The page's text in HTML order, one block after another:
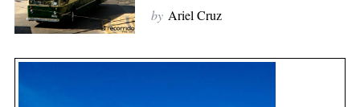
by Ariel Cruz